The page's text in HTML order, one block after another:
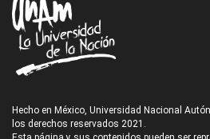
Hecho en México, Universidad Nacional
los derechos reservados 2021.